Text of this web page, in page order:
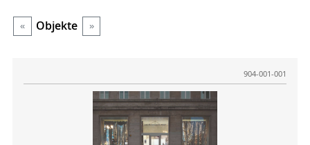
« Objekte »
904-001-001